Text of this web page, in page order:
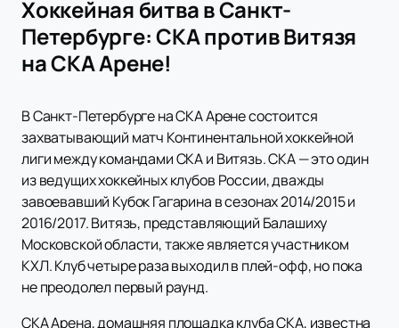
Хоккейная битва в Санкт-
Петербурге: СКА против Витязя
на СКА Арене!
В Санкт-Петербурге на СКА Арене состоится
захватывающий матч Континентальной хоккейной
лиги между командами СКА и Витязь. СКА — это один
из ведущих хоккейных клубов России, дважды
завоевавший Кубок Гагарина в сезонах 2014/2015 и
2016/2017. Витязь, представляющий Балашиху
Московской области, также является участником
КХЛ. Клуб четыре раза выходил в плей-офф, но пока
не преодолел первый раунд.
СКА Арена, домашняя площадка клуба СКА, известна